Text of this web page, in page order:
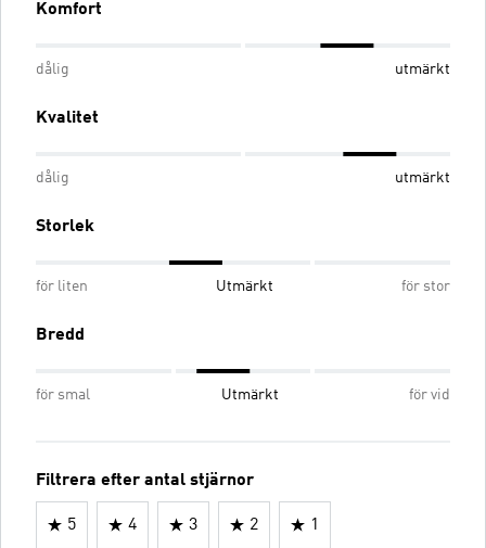
Komfort
dålig utmärkt
Kvalitet
dålig utmärkt
Storlek
för liten Utmärkt för stor
Bredd
för smal Utmärkt för vid
Filtrera efter antal stjärnor
5 4 3 2 1